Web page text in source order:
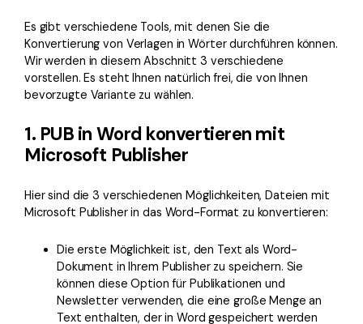
Es gibt verschiedene Tools, mit denen Sie die
Konvertierung von Verlagen in Wörter durchführen können.
Wir werden in diesem Abschnitt 3 verschiedene
vorstellen. Es steht Ihnen natürlich frei, die von Ihnen
bevorzugte Variante zu wählen.
1. PUB in Word konvertieren mit
Microsoft Publisher
Hier sind die 3 verschiedenen Möglichkeiten, Dateien mit
Microsoft Publisher in das Word-Format zu konvertieren:
Die erste Möglichkeit ist, den Text als Word-
Dokument in Ihrem Publisher zu speichern. Sie
können diese Option für Publikationen und
Newsletter verwenden, die eine große Menge an
Text enthalten, der in Word gespeichert werden